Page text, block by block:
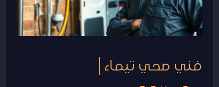
فني صحي تيماء |